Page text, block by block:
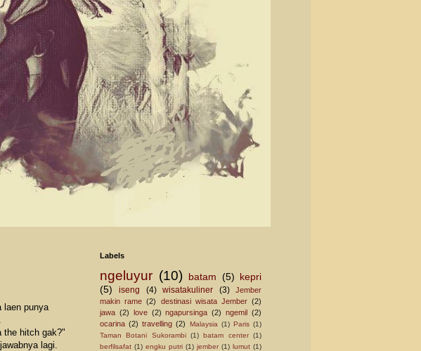
laen punya
the hitch gak?"
lagi.
Labels
ngeluyur (10) batam (5) kepri
(5)
iseng (4) wisatakuliner (3)
Jember
makin rame (2) destinasi wisata Jember (2)
jawa (2) love (2) ngapursinga (2) ngemil (2)
ocarina (2) travelling (2) Malaysia (1) Paris (1)
Taman Botani Sukorambi (1) batam center (1)
berfilsafat (1) engku putri (1) jember (1) lumut (1)